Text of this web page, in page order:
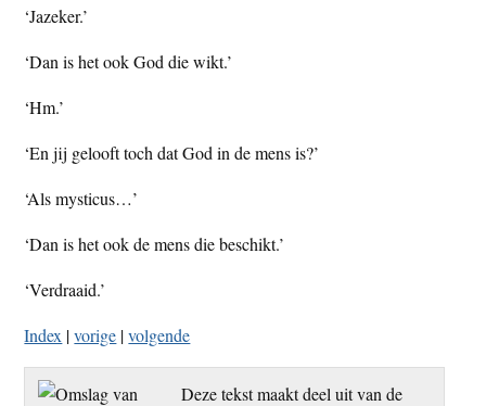
‘Jazeker.’
‘Dan is het ook God die wikt.’
‘Hm.’
‘En jij gelooft toch dat God in de mens is?’
‘Als mysticus…’
‘Dan is het ook de mens die beschikt.’
‘Verdraaid.’
Index |vorige |volgende
Deze tekst maakt deel uit van de